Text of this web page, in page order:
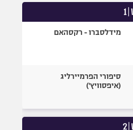
מידלסברו - רקסהאם
סיפורי הפרמיירליג
(איפסוויץ')